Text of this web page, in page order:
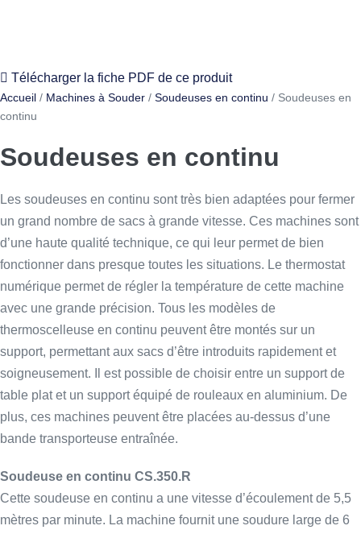
Télécharger la fiche PDF de ce produit
Accueil / Machines à Souder / Soudeuses en continu / Soudeuses en
continu
Soudeuses en continu
Les soudeuses en continu sont très bien adaptées pour fermer
un grand nombre de sacs à grande vitesse. Ces machines sont
d’une haute qualité technique, ce qui leur permet de bien
fonctionner dans presque toutes les situations. Le thermostat
numérique permet de régler la température de cette machine
avec une grande précision. Tous les modèles de
thermoscelleuse en continu peuvent être montés sur un
support, permettant aux sacs d’être introduits rapidement et
soigneusement. Il est possible de choisir entre un support de
table plat et un support équipé de rouleaux en aluminium. De
plus, ces machines peuvent être placées au-dessus d’une
bande transporteuse entraînée.
Soudeuse en continu CS.350.R
Cette soudeuse en continu a une vitesse d’écoulement de 5,5
mètres par minute. La machine fournit une soudure large de 6